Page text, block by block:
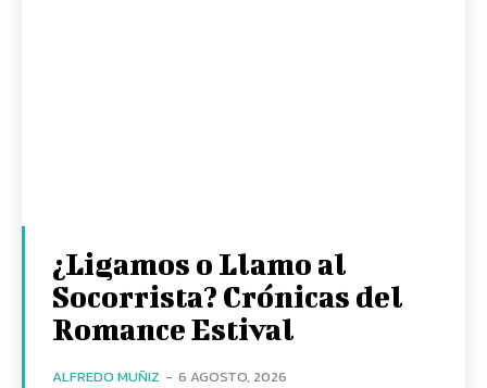
¿Ligamos o Llamo al
Socorrista? Crónicas del
Romance Estival
ALFREDO MUÑIZ - 6 AGOSTO, 2026